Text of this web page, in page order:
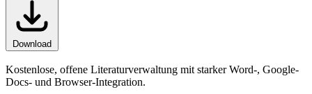
Download
Kostenlose, offene Literaturverwaltung mit starker Word-, Google-
Docs- und Browser-Integration.